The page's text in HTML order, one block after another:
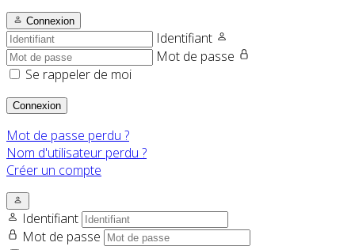
Connexion
Identifiant
Mot de passe
Se rappeler de moi
Connexion
Mot de passe perdu ?
Nom d'utilisateur perdu ?
Créer un compte
Identifiant
Mot de passe